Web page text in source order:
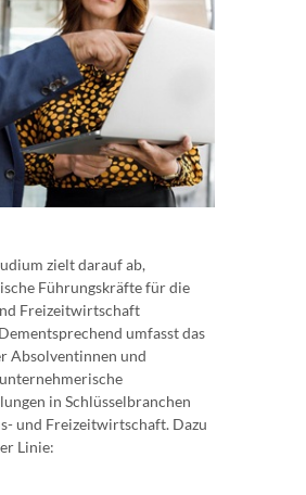
zielt darauf ab,
Führungskräfte für die
Freizeitwirtschaft
umfasst das
Absolventinnen und
in Schlüsselbranchen
und Freizeitwirtschaft. Dazu
Linie: